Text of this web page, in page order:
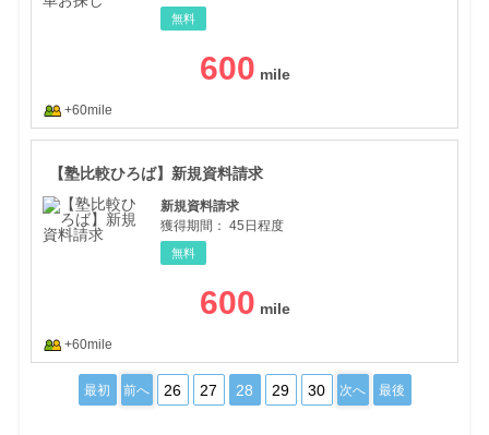
無料
600
+60mile
【塾比較ひろば】新規資料請求
新規資料請求
獲得期間： 45日程度
無料
600
+60mile
最初 前へ 26 27 28 29 30 次へ 最後